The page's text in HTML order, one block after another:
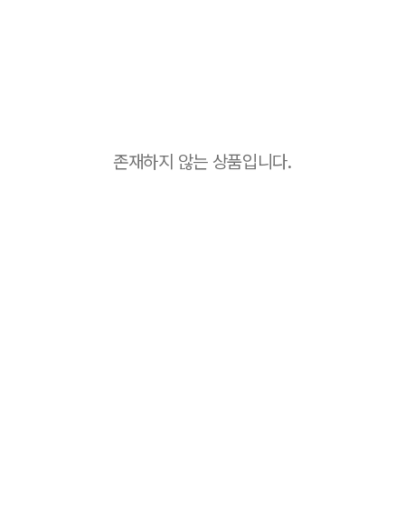
존재하지 않는 상품입니다.